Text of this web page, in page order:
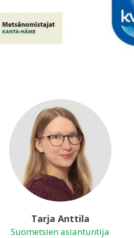
Tarja Anttila
Suometsien asiantuntija